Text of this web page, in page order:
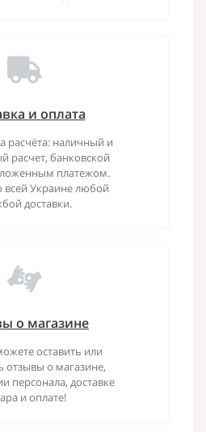
и оплата
расчёта: наличный и
расчет, банковской
платежом.
всей Украине любой
доставки.
о магазине
оставить или
отзывы о магазине,
персонала, доставке
и оплате!